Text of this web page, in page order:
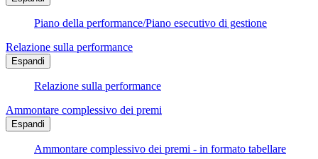
Piano della performance/Piano esecutivo di gestione
Relazione sulla performance
Espandi
Relazione sulla performance
Ammontare complessivo dei premi
Espandi
Ammontare complessivo dei premi - in formato tabellare